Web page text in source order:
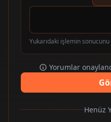
Yukarıdaki işlemin
Yorumlar
Henüz